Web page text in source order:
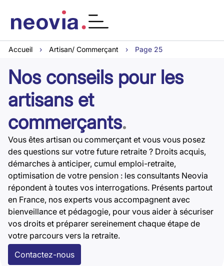
Accueil › Artisan/ Commerçant › Page 25
Nos conseils pour les
artisans et
commerçants.
Vous êtes artisan ou commerçant et vous vous posez
des questions sur votre future retraite ? Droits acquis,
démarches à anticiper, cumul emploi-retraite,
optimisation de votre pension : les consultants Neovia
répondent à toutes vos interrogations. Présents partout
en France, nos experts vous accompagnent avec
bienveillance et pédagogie, pour vous aider à sécuriser
vos droits et préparer sereinement chaque étape de
votre parcours vers la retraite.
Contactez-nous